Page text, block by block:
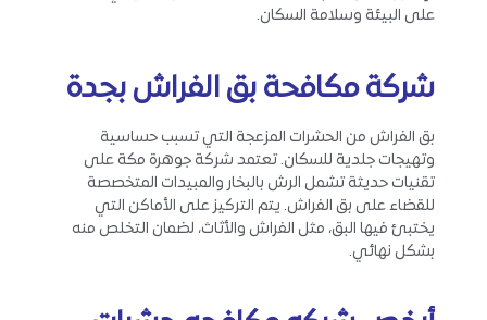
على البيئة وسلامة السكان.
شركة مكافحة بق الفراش بجدة
بق الفراش من الحشرات المزعجة التي تسبب حساسية
وتهيجات جلدية للسكان. تعتمد شركة جوهرة مكة على
تقنيات حديثة تشمل الرش بالبخار والمبيدات المتخصصة
للقضاء على بق الفراش. يتم التركيز على الأماكن التي
يختبئ فيها البق، مثل الفراش والأثاث، لضمان التخلص منه
بشكل نهائي.